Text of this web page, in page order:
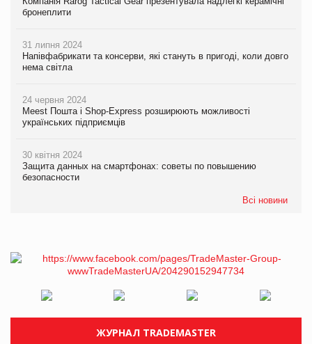
бронеплити
31 липня 2024
Напівфабрикати та консерви, які стануть в пригоді, коли довго
нема світла
24 червня 2024
Meest Пошта і Shop-Express розширюють можливості
українських підприємців
30 квітня 2024
Защита данных на смартфонах: советы по повышению
безопасности
Всі новини
ЖУРНАЛ TRADEMASTER